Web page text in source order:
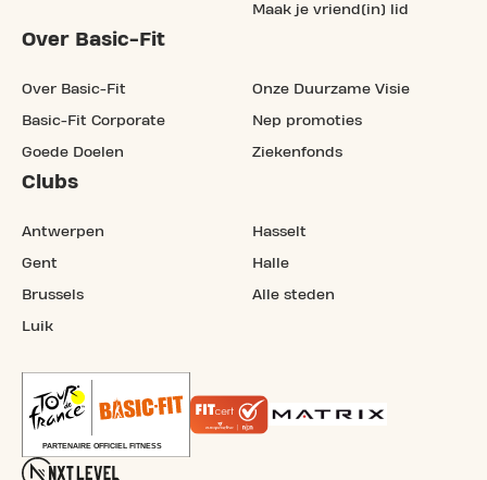
Maak je vriend(in) lid
Over Basic-Fit
Over Basic-Fit
Basic-Fit Corporate
Goede Doelen
Onze Duurzame Visie
Nep promoties
Ziekenfonds
Clubs
Antwerpen
Gent
Brussels
Luik
Hasselt
Halle
Alle steden